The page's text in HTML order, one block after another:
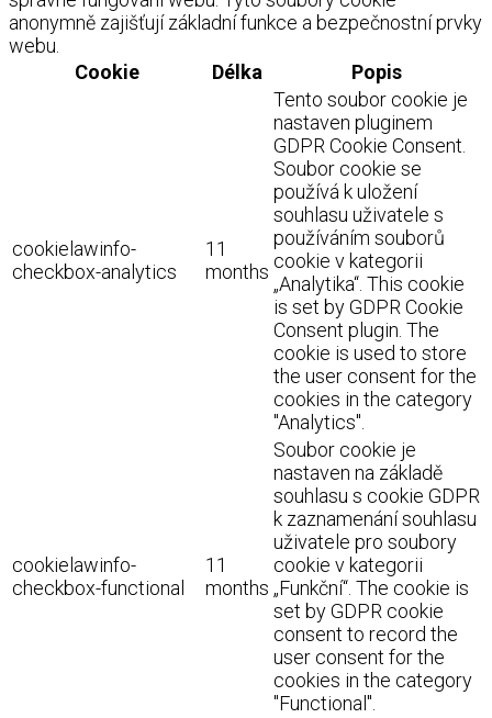
anonymně zajišťují základní funkce a bezpečnostní prvky
webu.
Cookie
Délka Popis
cookielawinfo-
checkbox-analytics
11
months
Tento soubor cookie je
nastaven pluginem
GDPR Cookie Consent.
Soubor cookie se
používá k uložení
souhlasu uživatele s
používáním souborů
cookie v kategorii
„Analytika“. This cookie
is set by GDPR Cookie
Consent plugin. The
cookie is used to store
the user consent for the
cookies in the category
"Analytics".
cookielawinfo-
checkbox-functional
11
months
Soubor cookie je
nastaven na základě
souhlasu s cookie GDPR
k zaznamenání souhlasu
uživatele pro soubory
cookie v kategorii
„Funkční“. The cookie is
set by GDPR cookie
consent to record the
user consent for the
cookies in the category
"Functional".